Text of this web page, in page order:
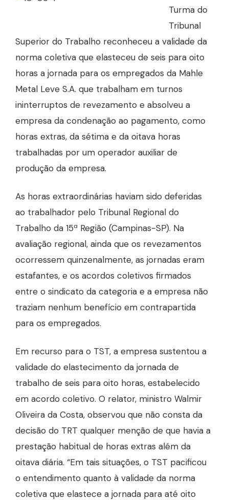
Turma do
Tribunal
Superior do Trabalho reconheceu a validade da
norma coletiva que elasteceu de seis para oito
horas a jornada para os empregados da Mahle
Metal Leve S.A. que trabalham em turnos
ininterruptos de revezamento e absolveu a
empresa da condenação ao pagamento, como
horas extras, da sétima e da oitava horas
trabalhadas por um operador auxiliar de
produção da empresa.
As horas extraordinárias haviam sido deferidas
ao trabalhador pelo Tribunal Regional do
Trabalho da 15ª Região (Campinas-SP). Na
avaliação regional, ainda que os revezamentos
ocorressem quinzenalmente, as jornadas eram
estafantes, e os acordos coletivos firmados
entre o sindicato da categoria e a empresa não
traziam nenhum benefício em contrapartida
para os empregados.
Em recurso para o TST, a empresa sustentou a
validade do elastecimento da jornada de
trabalho de seis para oito horas, estabelecido
em acordo coletivo. O relator, ministro Walmir
Oliveira da Costa, observou que não consta da
decisão do TRT qualquer menção de que havia a
prestação habitual de horas extras além da
oitava diária. “Em tais situações, o TST pacificou
o entendimento quanto à validade da norma
coletiva que elastece a jornada para até oito